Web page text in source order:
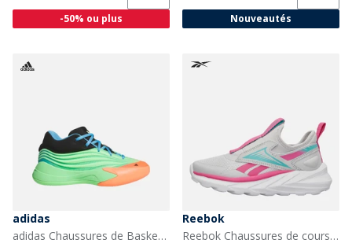
-50% ou plus Nouveautés
adidas
adidas Chaussures de Basketball Dame X Enfant Lime Burgundy/Signal Coral/Blue Burst
Reebok
Reebok Chaussures de course neutres Lite Spinner Fille Mist Grey/True Pink/Aqua